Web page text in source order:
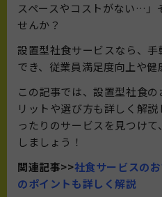
スペースやコストがない…」
せんか？
設置型社食サービスなら、
でき、従業員満足度向上や健
この記事では、設置型社食
リットや選び方も詳しく解
ったりのサービスを見つけ
しましょう！
関連記事>>社食サービスの
のポイントも詳しく解説